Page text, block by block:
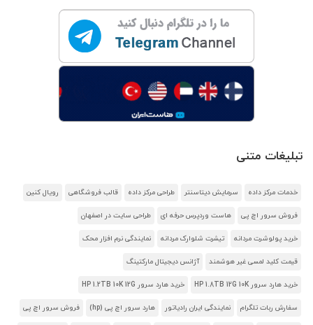
تبلیغات متنی
خدمات مرکز داده سرمایش دیتاسنتر طراحی مرکز داده قالب فروشگاهی رویال کنین
فروش سرور اچ پی هاست وردپرس حرفه ای طراحی سایت در اصفهان
خرید پولوشرت مردانه تیشرت شلوارک مردانه نمایندگی نرم افزار محک
قیمت کلید لمسی غیر هوشمند آژانس دیجیتال مارکتینگ
خرید هارد سرور HP 1.8TB 12G 10K خرید هارد سرور HP 1.2TB 10K 12G
سفارش ربات تلگرام نمایندگی ایران رادیاتور هارد سرور اچ پی (hp) فروش سرور اچ پی